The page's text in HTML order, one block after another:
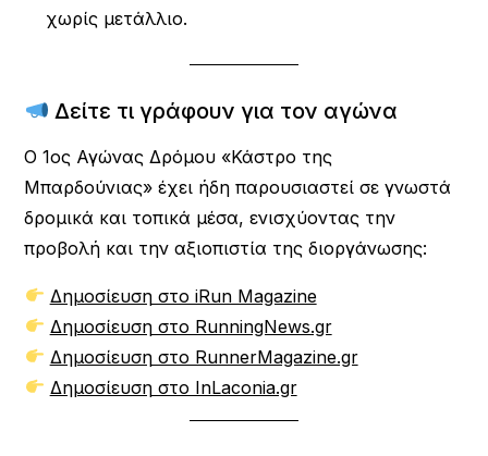
χωρίς μετάλλιο.
Δείτε τι γράφουν για τον αγώνα
Ο 1ος Αγώνας Δρόμου «Κάστρο της
Μπαρδούνιας» έχει ήδη παρουσιαστεί σε γνωστά
δρομικά και τοπικά μέσα, ενισχύοντας την
προβολή και την αξιοπιστία της διοργάνωσης:
Δημοσίευση στο iRun Magazine
Δημοσίευση στο RunningNews.gr
Δημοσίευση στο RunnerMagazine.gr
Δημοσίευση στο InLaconia.gr